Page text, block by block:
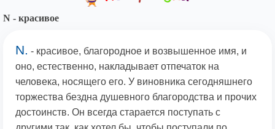
N - красивое
N. - красивое, благородное и возвышенное имя, и
оно, естественно, накладывает отпечаток на
человека, носящего его. У виновника сегодняшнего
торжества бездна душевного благородства и прочих
достоинств. Он всегда старается поступать с